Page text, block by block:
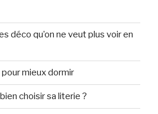
déco qu’on ne veut plus voir en
mieux dormir
choisir sa literie ?